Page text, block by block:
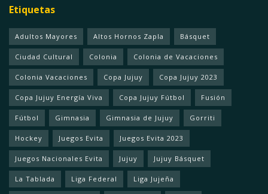
Etiquetas
Adultos Mayores Altos Hornos Zapla Básquet
Ciudad Cultural Colonia Colonia de Vacaciones
Colonia Vacaciones Copa Jujuy Copa Jujuy 2023
Copa Jujuy Energía Viva Copa Jujuy Fútbol Fusión
Fútbol Gimnasia Gimnasia de Jujuy Gorriti
Hockey Juegos Evita Juegos Evita 2023
Juegos Nacionales Evita Jujuy Jujuy Básquet
La Tablada Liga Federal Liga Jujeña